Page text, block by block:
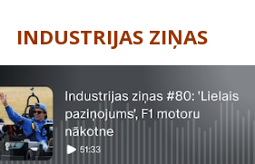
INDUSTRIJAS ZIŅAS